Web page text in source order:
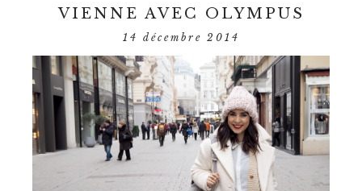
VIENNE AVEC OLYMPUS
14 décembre 2014